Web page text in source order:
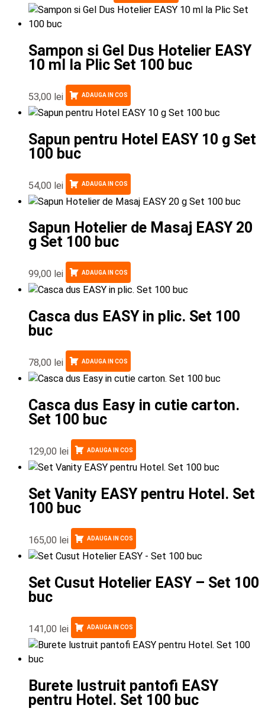
Sampon si Gel Dus Hotelier EASY
10 ml la Plic Set 100 buc
53,00 lei ADAUGA IN COS
Sapun pentru Hotel EASY 10 g Set
100 buc
54,00 lei ADAUGA IN COS
Sapun Hotelier de Masaj EASY 20
g Set 100 buc
99,00 lei ADAUGA IN COS
Casca dus EASY in plic. Set 100
buc
78,00 lei ADAUGA IN COS
Casca dus Easy in cutie carton.
Set 100 buc
129,00 lei ADAUGA IN COS
Set Vanity EASY pentru Hotel. Set
100 buc
165,00 lei ADAUGA IN COS
Set Cusut Hotelier EASY – Set 100
buc
141,00 lei ADAUGA IN COS
Burete lustruit pantofi EASY
pentru Hotel. Set 100 buc